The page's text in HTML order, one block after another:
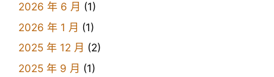
2026 年 6 月 (1)
2026 年 1 月 (1)
2025 年 12 月 (2)
2025 年 9 月 (1)